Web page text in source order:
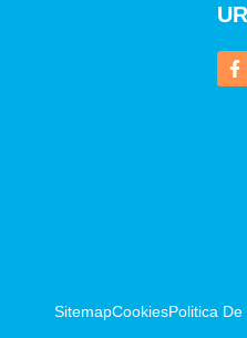
SitemapCookiesPolitica